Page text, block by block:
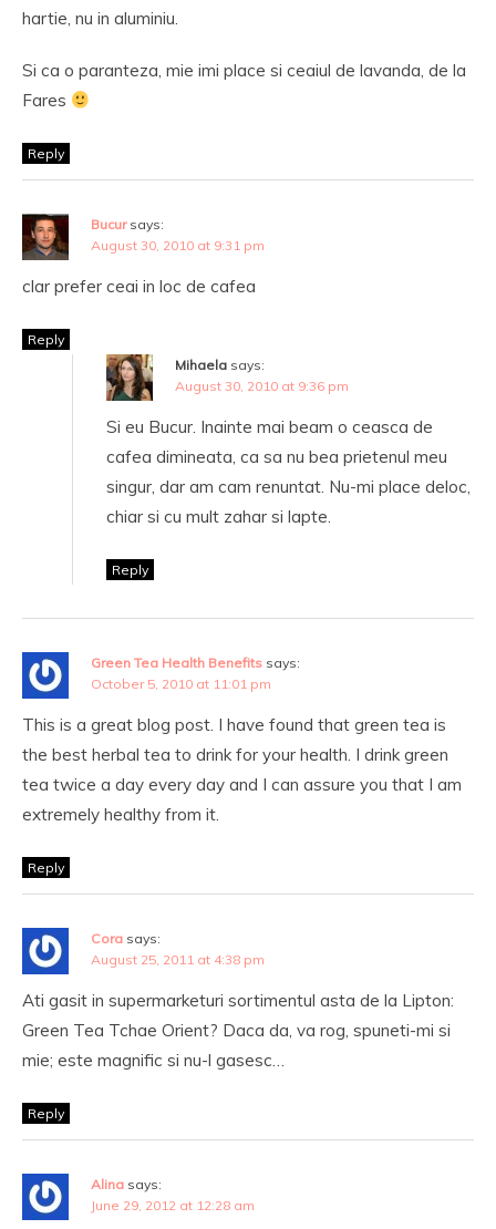
hartie, nu in aluminiu.
Si ca o paranteza, mie imi place si ceaiul de lavanda, de la
Fares
Reply
Bucur says:
August 30, 2010 at 9:31 pm
clar prefer ceai in loc de cafea
Reply
Mihaela says:
August 30, 2010 at 9:36 pm
Si eu Bucur. Inainte mai beam o ceasca de
cafea dimineata, ca sa nu bea prietenul meu
singur, dar am cam renuntat. Nu-mi place deloc,
chiar si cu mult zahar si lapte.
Reply
Green Tea Health Benefits says:
October 5, 2010 at 11:01 pm
This is a great blog post. I have found that green tea is
the best herbal tea to drink for your health. I drink green
tea twice a day every day and I can assure you that I am
extremely healthy from it.
Reply
Cora says:
August 25, 2011 at 4:38 pm
Ati gasit in supermarketuri sortimentul asta de la Lipton:
Green Tea Tchae Orient? Daca da, va rog, spuneti-mi si
mie; este magnific si nu-l gasesc…
Reply
Alina says:
June 29, 2012 at 12:28 am